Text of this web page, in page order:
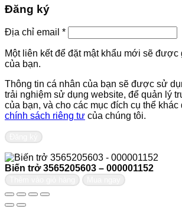
Đăng ký
Địa chỉ email *Bắt
buộc
Một liên kết để đặt mật khẩu mới sẽ
của bạn.
Thông tin cá nhân của bạn sẽ được sử
trải nghiệm sử dụng website, để quản lý
của bạn, và cho các mục đích cụ thể
chính sách riêng tư của chúng tôi.
Biến trở 3565205603 – 000001152